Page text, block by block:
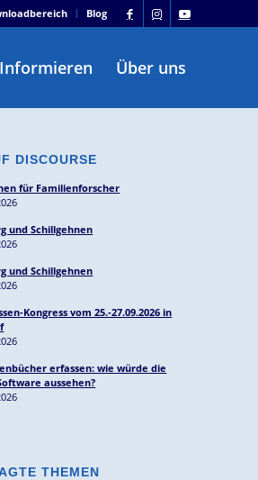
Blog
Informieren Über uns
DISCOURSE
für Familienforscher
und Schillgehnen
und Schillgehnen
Kongress vom 25.-27.09.2026 in
erfassen: wie würde die
aussehen?
THEMEN